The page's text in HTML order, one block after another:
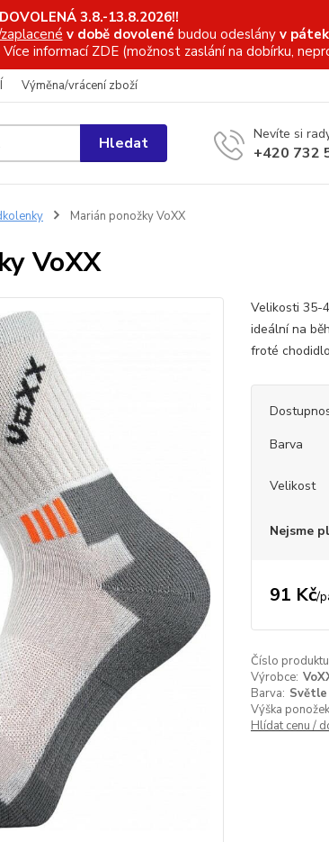
DOVOLENÁ 3.8.-13.8.2026!!
v době dovolené budou odeslány v
Více informacíZDE (možnost zaslání na dobírku,
Výměna/vrácení zboží
Hledat Nevíte si
+420 732
Marián ponožky VoXX
VoXX
Velikosti 35-
ideální na
froté
Barva
Velikost
Nejsme
91 Kč/
Číslo
Výrobce:
Barva: Světle
Výška
Hlídat cenu /